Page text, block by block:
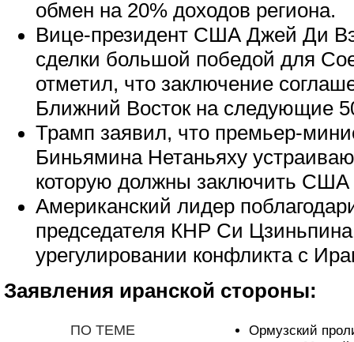
обмен на 20% доходов региона.
Вице-президент США Джей Ди
сделки большой победой для
отметил, что заключение
Ближний Восток на следующие
Трамп заявил, что премьер-
Биньямина Нетаньяху
которую должны заключить
Американский лидер
председателя КНР Си Цзиньпина
урегулировании конфликта с
Заявления иранской стороны:
ПО ТЕМЕ
Ормузский